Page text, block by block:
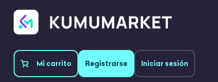
Mi carrito Registrarse Iniciar sesión